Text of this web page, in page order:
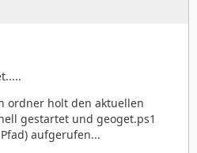
ordner holt den aktuellen
gestartet und geoget.ps1
aufgerufen...